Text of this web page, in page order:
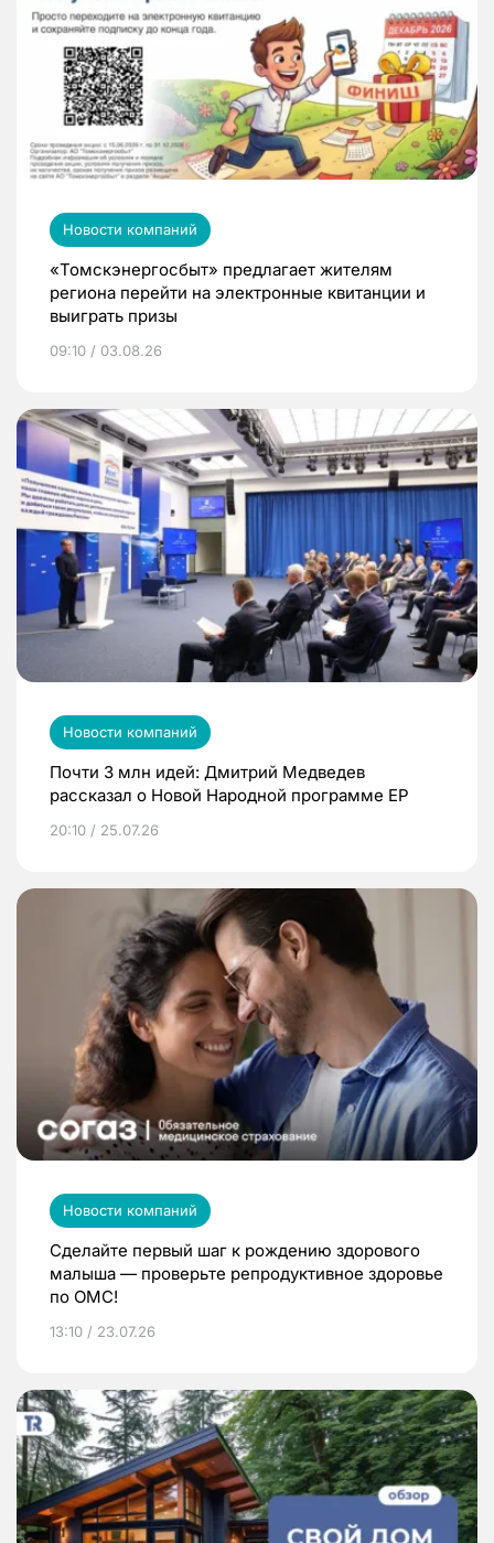
Новости компаний
«Томскэнергосбыт» предлагает жителям
региона перейти на электронные квитанции и
выиграть призы
09:10 / 03.08.26
Новости компаний
Почти 3 млн идей: Дмитрий Медведев
рассказал о Новой Народной программе ЕР
20:10 / 25.07.26
Новости компаний
Сделайте первый шаг к рождению здорового
малыша — проверьте репродуктивное здоровье
по ОМС!
13:10 / 23.07.26